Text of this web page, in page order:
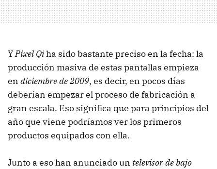
YPixel Qiha sido bastante preciso en la fecha: la
producción masiva de estas pantallas empieza
en diciembre de 2009, es decir, en pocos días
deberían empezar el proceso de fabricación a
gran escala. Eso significa que para principios del
año que viene podríamos ver los primeros
productos equipados con ella.
Junto a eso han anunciado un televisor de bajo